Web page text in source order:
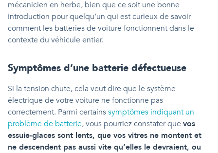
mécanicien en herbe, bien que ce soit une bonne
introduction pour quelqu’un qui est curieux de savoir
comment les batteries de voiture fonctionnent dans le
contexte du véhicule entier.
Symptômes d’une batterie défectueuse
Si la tension chute, cela veut dire que le système
électrique de votre voiture ne fonctionne pas
correctement. Parmi certainssymptômes indiquant un
problème de batterie, vous pourriez constater que vos
essuie-glaces sont lents, que vos vitres ne montent et
ne descendent pas aussi vite qu’elles le devraient, ou